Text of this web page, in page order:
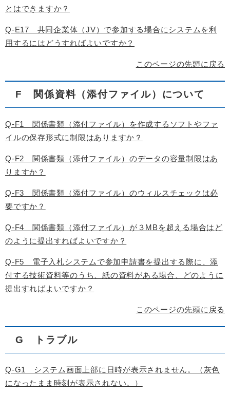
とはできますか？
Q-E17 共同企業体（JV）で参加する場合にシステムを利
用するにはどうすればよいですか？
このページの先頭に戻る
F 関係資料（添付ファイル）について
Q-F1 関係書類（添付ファイル）を作成するソフトやファ
イルの保存形式に制限はありますか？
Q-F2 関係書類（添付ファイル）のデータの容量制限はあ
りますか？
Q-F3 関係書類（添付ファイル）のウィルスチェックは必
要ですか？
Q-F4 関係書類（添付ファイル）が３MBを超える場合はど
のように提出すればよいですか？
Q-F5 電子入札システムで参加申請書を提出する際に、添
付する技術資料等のうち、紙の資料がある場合、どのように
提出すればよいですか？
このページの先頭に戻る
G トラブル
Q-G1 システム画面上部に日時が表示されません。（灰色
になったまま時刻が表示されない。）